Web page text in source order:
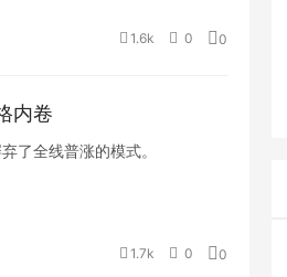
1.6k 0 0
内卷
了全线普涨的模式。
1.7k 0 0